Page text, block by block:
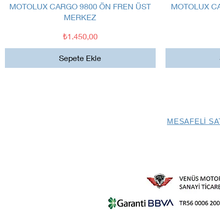
Hızlı Bakış
MOTOLUX CARGO 9800 ÖN FREN ÜST
MERKEZ
Fiyat
₺1.450,00
Sepete Ekle
MOTOLUX
MESAFELİ